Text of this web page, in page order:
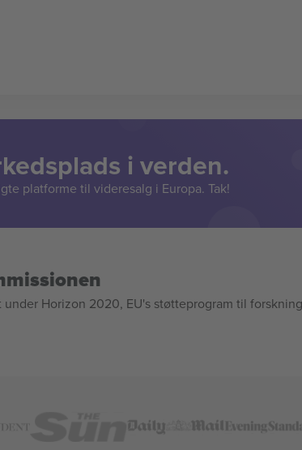
i verden.
platforme til videresalg i Europa. Tak!
Horizon 2020, EU's støtteprogram til